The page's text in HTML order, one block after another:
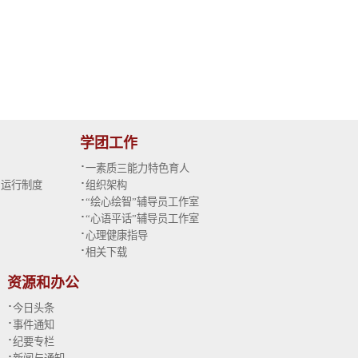
行制度
学团工作
·一素质三能力特色育人
·组织架构
·“绘心绘智”辅导员工作室
·“心语平话”辅导员工作室
·心理健康指导
·相关下载
资源和办公
·今日头条
·事件通知
·纪要专栏